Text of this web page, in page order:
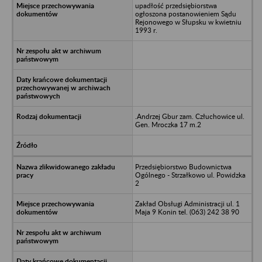
upadłość przedsiębiorstwa
ogłoszona postanowieniem Sądu
Rejonowego w Słupsku w kwietniu
1993 r.
.Andrzej Gbur zam. Człuchowice ul.
Gen. Mroczka 17 m.2
Przedsiębiorstwo Budownictwa
Ogólnego - Strzałkowo ul. Powidzka
2
Zakład Obsługi Administracji ul. 1
Maja 9 Konin tel. (063) 242 38 90